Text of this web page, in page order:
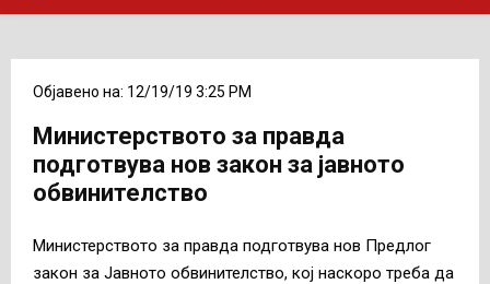
Објавено на: 12/19/19 3:25 PM
Министерството за правда
подготвува нов закон за јавното
обвинителство
Министерството за правда подготвува нов Предлог
закон за Јавното обвинителство, кој наскоро треба да